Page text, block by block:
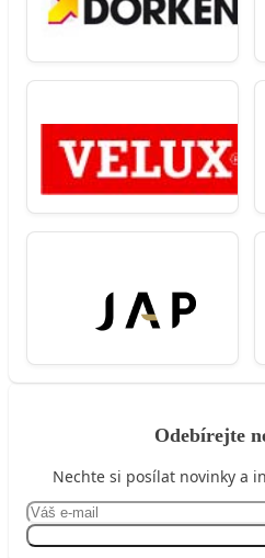
Odebírejte
Nechte si posílat novinky a